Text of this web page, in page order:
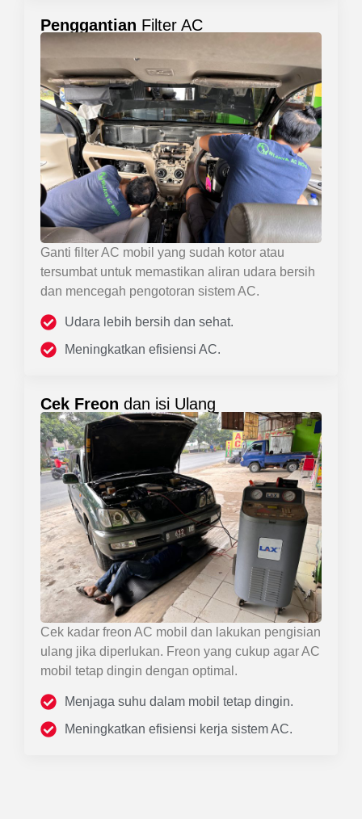
Penggantian Filter AC
Ganti filter AC mobil yang sudah kotor atau
tersumbat untuk memastikan aliran udara bersih
dan mencegah pengotoran sistem AC.
Udara lebih bersih dan sehat.
Meningkatkan efisiensi AC.
Cek Freon dan isi Ulang
Cek kadar freon AC mobil dan lakukan pengisian
ulang jika diperlukan. Freon yang cukup agar AC
mobil tetap dingin dengan optimal.
Menjaga suhu dalam mobil tetap dingin.
Meningkatkan efisiensi kerja sistem AC.